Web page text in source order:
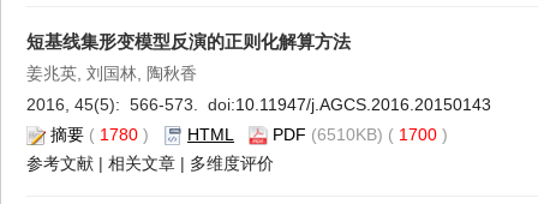
短基线集形变模型反演的正则化解算方法
姜兆英, 刘国林, 陶秋香
2016, 45(5): 566-573. doi:10.11947/j.AGCS.2016.20150143
摘要 ( 1780 ) HTML PDF (6510KB) ( 1700 )
参考文献 | 相关文章 | 多维度评价